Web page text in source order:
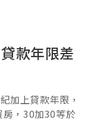
款年限差
加上貸款年限，
，30加30等於